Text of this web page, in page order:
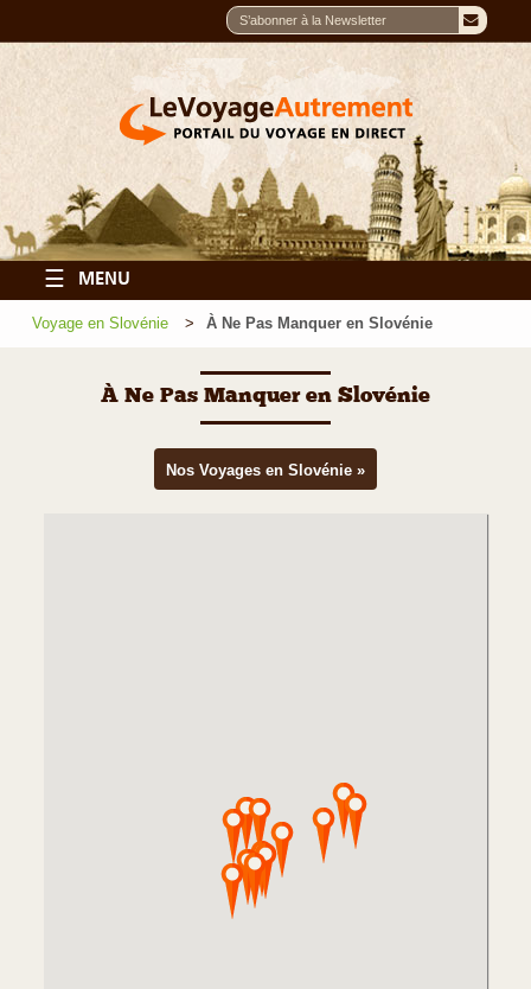
☰ MENU
Voyage en Slovénie À Ne Pas Manquer en Slovénie
À Ne Pas Manquer en Slovénie
Nos Voyages en Slovénie »